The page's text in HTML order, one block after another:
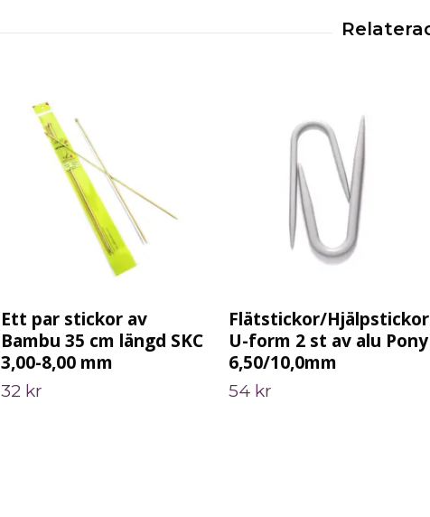
Ett par stickor av
Bambu 35 cm längd SKC
3,00-8,00 mm
32 kr
Flätstickor/Hjälpstickor
U-form 2 st av alu Pony
6,50/10,0mm
54 kr